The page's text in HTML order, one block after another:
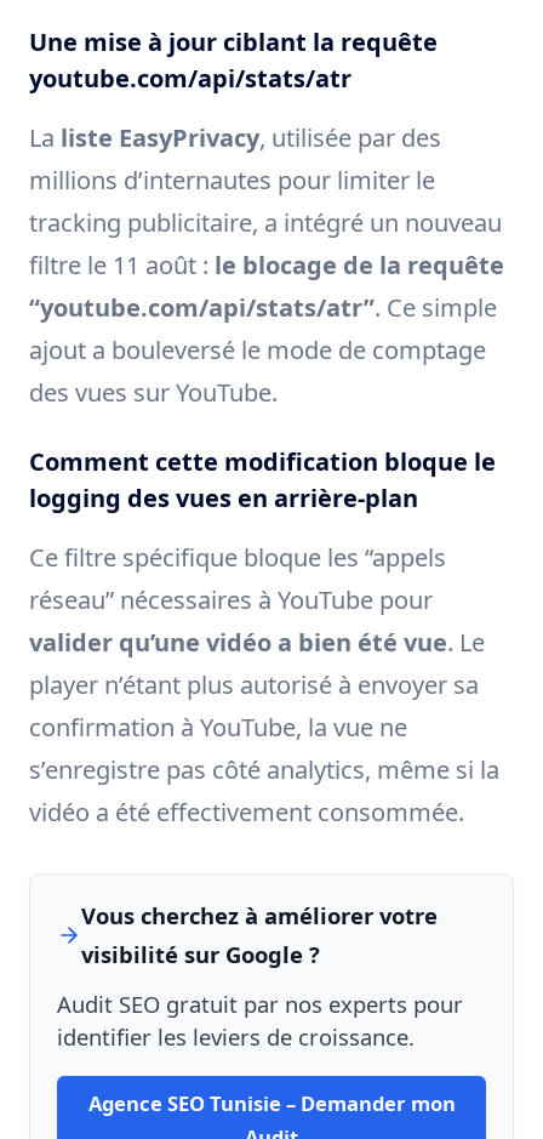
Une mise à jour ciblant la requête
youtube.com/api/stats/atr
La liste EasyPrivacy, utilisée par des
millions d’internautes pour limiter le
tracking publicitaire, a intégré un nouveau
filtre le 11 août : le blocage de la requête
“youtube.com/api/stats/atr”. Ce simple
ajout a bouleversé le mode de comptage
des vues sur YouTube.
Comment cette modification bloque le
logging des vues en arrière-plan
Ce filtre spécifique bloque les “appels
réseau” nécessaires à YouTube pour
valider qu’une vidéo a bien été vue. Le
player n’étant plus autorisé à envoyer sa
confirmation à YouTube, la vue ne
s’enregistre pas côté analytics, même si la
vidéo a été effectivement consommée.
Vous cherchez à améliorer votre
visibilité sur Google ?
Audit SEO gratuit par nos experts pour
identifier les leviers de croissance.
Agence SEO Tunisie – Demander mon